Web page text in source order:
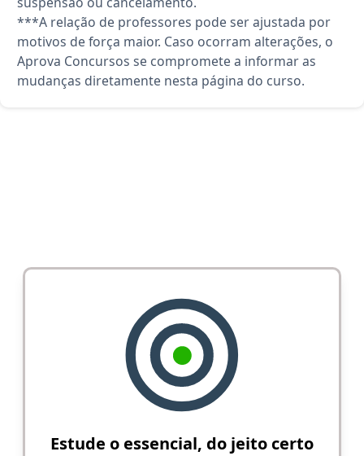
***A relação de professores pode ser ajustada por
motivos de força maior. Caso ocorram alterações, o
Aprova Concursos se compromete a informar as
mudanças diretamente nesta página do curso.
Estude o essencial, do jeito certo